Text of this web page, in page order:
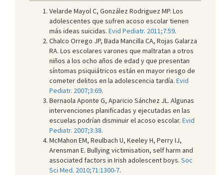
Velarde Mayol C, González Rodriguez MP. Los
adolescentes que sufren acoso escolar tienen
más ideas suicidas. Evid Pediatr. 2011;7:59.
Chalco Orrego JP, Bada Mancilla CA, Rojas Galarza
RA. Los escolares varones que maltratan a otros
niños a los ocho años de edad y que presentan
síntomas psiquiátricos están en mayor riesgo de
cometer delitos en la adolescencia tardía. Evid
Pediatr. 2007;3:69.
Bernaola Aponte G, Aparicio Sánchez JL. Algunas
intervenciones planificadas y ejecutadas en las
escuelas podrían disminuir el acoso escolar. Evid
Pediatr. 2007;3:38.
McMahon EM, Reulbach U, Keeley H, Perry IJ,
Arensman E. Bullying victimisation, self harm and
associated factors in Irish adolescent boys. Soc
Sci Med. 2010;71:1300-7.